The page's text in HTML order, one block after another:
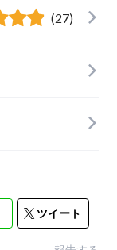
(27)
ツイート